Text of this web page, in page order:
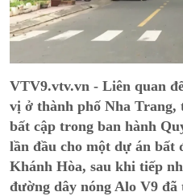
VTV9.vtv.vn - Liên quan
vị ở thành phố Nha
bất cập trong ban hành
lần đầu cho một dự án bất
Khánh Hòa, sau khi tiếp
đường dây nóng Alo V9 đã